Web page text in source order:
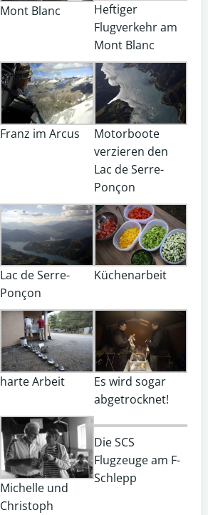
Mont Blanc
Heftiger
Flugverkehr am
Mont Blanc
Franz im Arcus
Motorboote
verzieren den
Lac de Serre-
Ponçon
Lac de Serre-
Ponçon
Küchenarbeit
harte Arbeit
Es wird sogar
abgetrocknet!
Michelle und
Christoph
Die SCS
Flugzeuge am F-
Schlepp